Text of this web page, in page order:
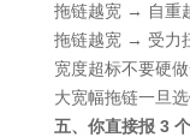
拖链越宽 → 自重
拖链越宽 → 受力
宽度超标不要硬
大宽幅拖链一旦
五、你直接报 3